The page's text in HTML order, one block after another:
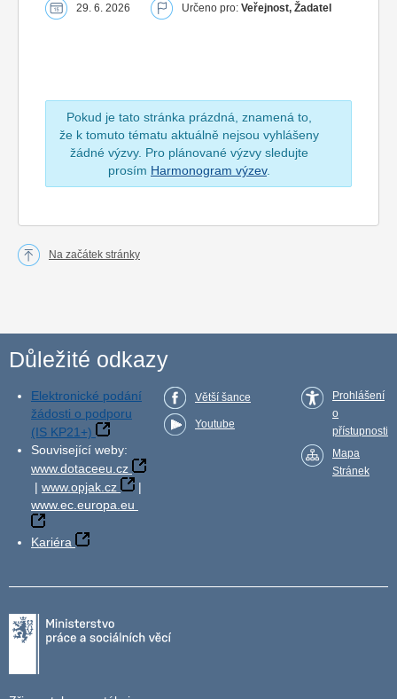
29. 6. 2026 Určeno pro: Veřejnost, Žadatel
Pokud je tato stránka prázdná, znamená to,
že k tomuto tématu aktuálně nejsou vyhlášeny
žádné výzvy. Pro plánované výzvy sledujte
prosím Harmonogram výzev.
Na začátek stránky
Důležité odkazy
Elektronické podání
žádosti o podporu
(IS KP21+)
Související weby:
www.dotaceeu.cz
| www.opjak.cz
|
www.ec.europa.eu
Kariéra
Větší šance
Youtube
Prohlášení
o
přístupnosti
Mapa
Stránek